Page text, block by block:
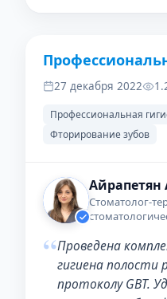
ДО
27 декабря 2022
Профессиональная
Фторирование зубов
Стоматолог-
“Проведена
гигиена полости
протоколу GBT.